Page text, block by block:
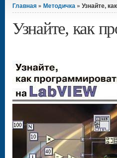
Вы здесь
Главная » Методичка » Узнайте,
Узнайте, как